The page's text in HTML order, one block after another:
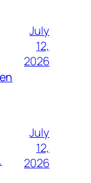
July
12,
2026
July
12,
2026